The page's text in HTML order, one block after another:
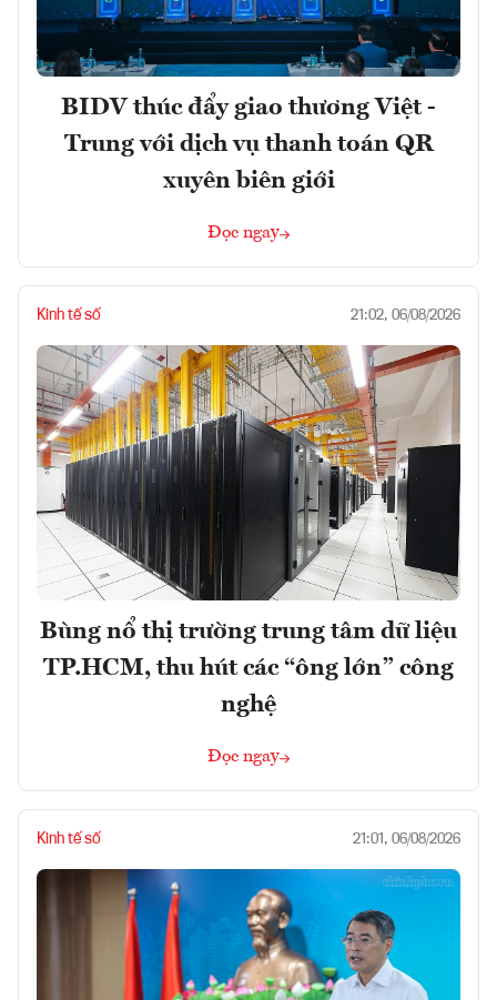
BIDV thúc đẩy giao thương Việt -
Trung với dịch vụ thanh toán QR
xuyên biên giới
Đọc ngay
Kinh tế số 21:02, 06/08/2026
Bùng nổ thị trường trung tâm dữ liệu
TP.HCM, thu hút các “ông lớn” công
nghệ
Đọc ngay
Kinh tế số 21:01, 06/08/2026